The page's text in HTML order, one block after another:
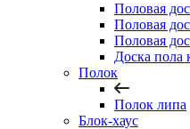
Половая
Половая
Половая
Доска пола
Полок
Полок липа
Блок-хаус